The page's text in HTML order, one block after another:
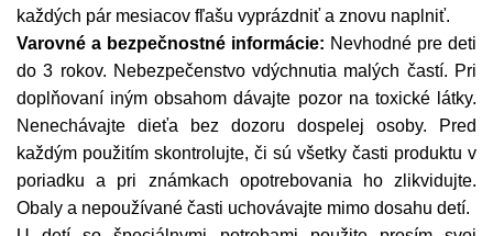
každých pár mesiacov fľašu vyprázdniť a znovu naplniť.
Varovné a bezpečnostné informácie: Nevhodné pre deti
do 3 rokov. Nebezpečenstvo vdýchnutia malých častí. Pri
doplňovaní iným obsahom dávajte pozor na toxické látky.
Nenechávajte dieťa bez dozoru dospelej osoby. Pred
každým použitím skontrolujte, či sú všetky časti produktu v
poriadku a pri známkach opotrebovania ho zlikvidujte.
Obaly a nepoužívané časti uchovávajte mimo dosahu detí.